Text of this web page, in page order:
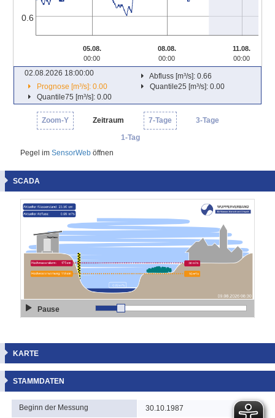
0.6
05.08.
00:00
08.08.
00:00
11.08.
00:00
02.08.2026 18:00:00
Abfluss [m³/s]: 0.66
Prognose [m³/s]: 0.00
Quantile25 [m³/s]: 0.00
Quantile75 [m³/s]: 0.00
Zoom-Y Zeitraum 7-Tage
3-Tage
1-Tag
Pegel im SensorWeb öffnen
SCADA
Pause
KARTE
STAMMDATEN
Beginn der Messung 30.10.1987